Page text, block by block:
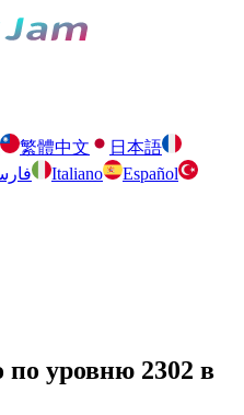
繁體中文
日本語
Italiano
Español
по уровню 2302 в